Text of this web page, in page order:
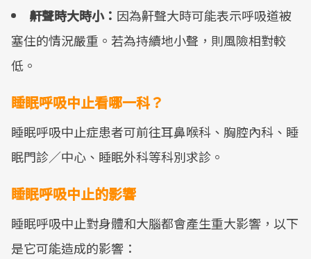
鼾聲時大時小： 因為鼾聲大時可能表示呼吸道被
塞住的情況嚴重。若為持續地小聲，則風險相對較
低。
睡眠呼吸中止看哪一科？
睡眠呼吸中止症患者可前往耳鼻喉科、胸腔內科、睡
眠門診／中心、睡眠外科等科別求診。
睡眠呼吸中止的影響
睡眠呼吸中止對身體和大腦都會產生重大影響，以下
是它可能造成的影響：